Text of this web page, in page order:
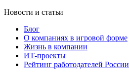
Новости и статьи
Блог
О компаниях в игровой форме
Жизнь в компании
ИТ-проекты
Рейтинг работодателей России